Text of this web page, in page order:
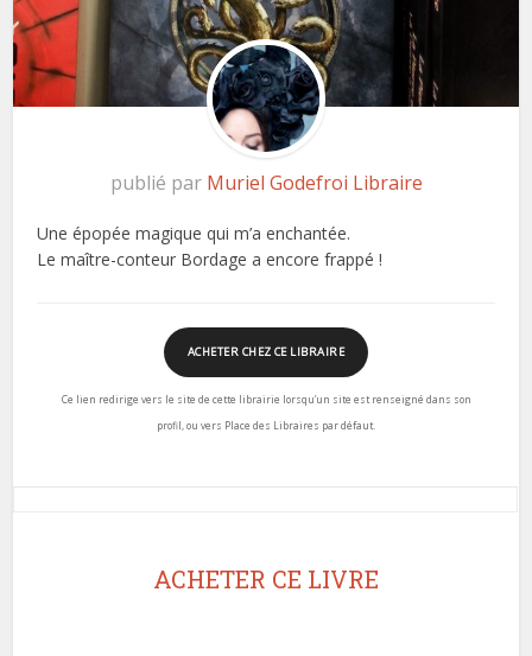
publié par Muriel Godefroi Libraire
Une épopée magique qui m’a enchantée.
Le maître-conteur Bordage a encore frappé !
ACHETER CHEZ CE LIBRAIRE
Ce lien redirige vers le site de cette librairie lorsqu’un site est renseigné dans son
profil, ou vers Place des Libraires par défaut.
ACHETER CE LIVRE